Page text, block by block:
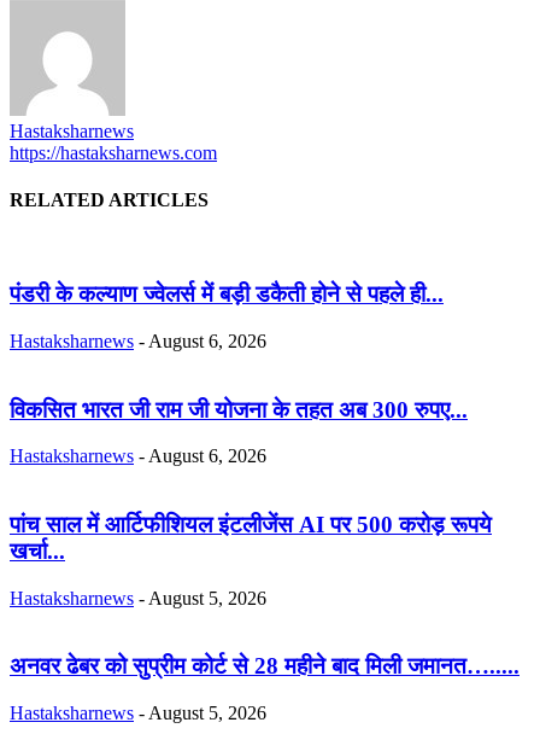
Hastaksharnews
https://hastaksharnews.com
RELATED ARTICLES
पंडरी के कल्याण ज्वेलर्स में बड़ी डकैती होने से पहले ही...
Hastaksharnews - August 6, 2026
विकसित भारत जी राम जी योजना के तहत अब 300 रुपए...
Hastaksharnews - August 6, 2026
पांच साल में आर्टिफीशियल इंटलीजेंस AI पर 500 करोड़ रूपये
खर्चा...
Hastaksharnews - August 5, 2026
अनवर ढेबर को सुप्रीम कोर्ट से 28 महीने बाद मिली जमानत….....
Hastaksharnews - August 5, 2026